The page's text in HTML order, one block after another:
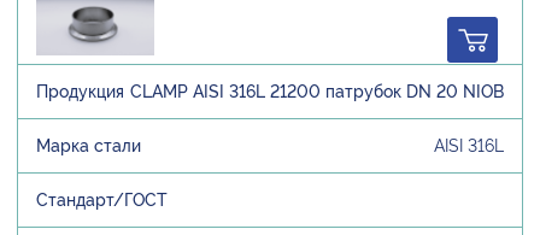
CLAMP AISI 316L 21200 патрубок DN 20 NIOB
AISI 316L